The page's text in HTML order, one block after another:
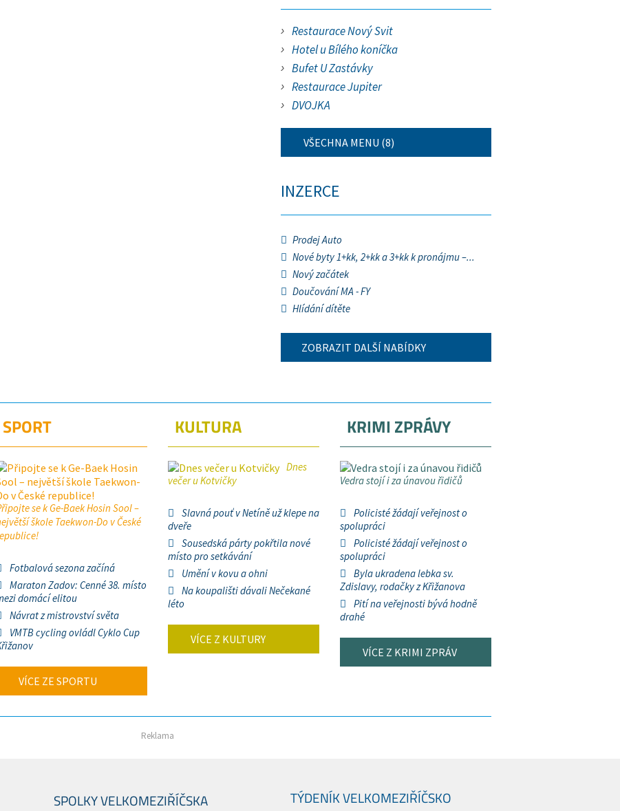
Restaurace Nový Svit
Hotel u Bílého koníčka
Bufet U Zastávky
Restaurace Jupiter
DVOJKA
VŠECHNA MENU (8)
INZERCE
Prodej Auto
Nové byty 1+kk, 2+kk a 3+kk k pronájmu –...
Nový začátek
Doučování MA - FY
Hlídání dítěte
ZOBRAZIT DALŠÍ NABÍDKY
SPORT
se k Ge-Baek Hosin Sool –
škole Taekwon-Do v České
Fotbalová sezona začíná
Maraton Zadov: Cenné 38. místo
domácí elitou
Návrat z mistrovství světa
VMTB cycling ovládl Cyklo Cup
VÍCE ZE SPORTU
KULTURA
Dnes
večer u Kotvičky
Slavná pouť v Netíně už klepe na
dveře
Sousedská párty pokřtila nové
místo pro setkávání
Umění v kovu a ohni
Na koupališti dávali Nečekané
léto
VÍCE Z KULTURY
KRIMI ZPRÁVY
Vedra stojí i za únavou řidičů
Policisté žádají veřejnost o
spolupráci
Policisté žádají veřejnost o
spolupráci
Byla ukradena lebka sv.
Zdislavy, rodačky z Křižanova
Pití na veřejnosti bývá hodně
drahé
VÍCE Z KRIMI ZPRÁV
Reklama
SPOLKY VELKOMEZIŘÍČSKA TÝDENÍK VELKOMEZIŘÍČSKO